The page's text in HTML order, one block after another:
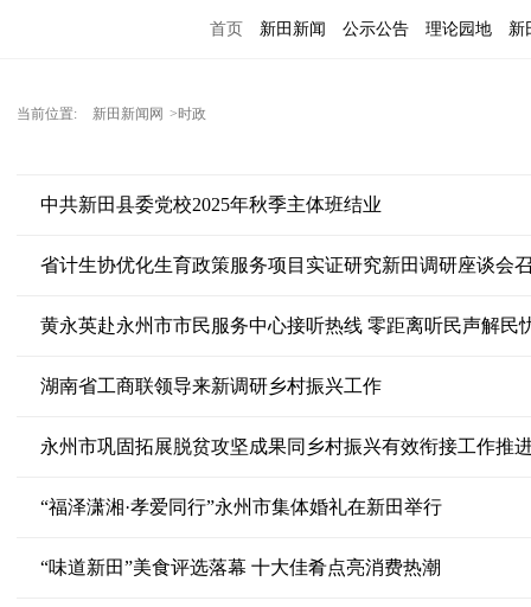
首页 新田新闻 公示公告 理论园地 新
当前位置: 新田新闻网 >时政
中共新田县委党校2025年秋季主体班结业
省计生协优化生育政策服务项目实证研究新田调研座谈会
黄永英赴永州市市民服务中心接听热线 零距离听民声解民
湖南省工商联领导来新调研乡村振兴工作
永州市巩固拓展脱贫攻坚成果同乡村振兴有效衔接工作推
“福泽潇湘·孝爱同行”永州市集体婚礼在新田举行
“味道新田”美食评选落幕 十大佳肴点亮消费热潮